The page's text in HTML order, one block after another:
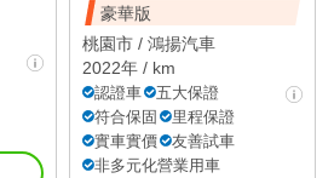
豪華版
桃園市 / 鴻揚汽車
2022年 / km
認證車
五大保證
符合保固
里程保證
實車實價
友善試車
非多元化營業用車